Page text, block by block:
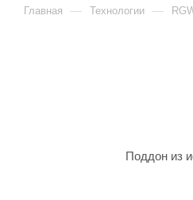
Главная — Технологии —
Поддон из